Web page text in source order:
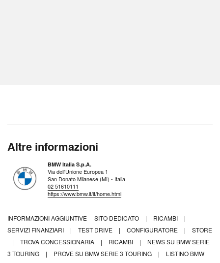
Altre informazioni
BMW Italia S.p.A.
Via dell'Unione Europea 1
San Donato Milanese (MI) - Italia
02 51610111
https://www.bmw.it/it/home.html
INFORMAZIONI AGGIUNTIVE SITO DEDICATO | RICAMBI
|
SERVIZI FINANZIARI
| TEST DRIVE | CONFIGURATORE |
STORE
|
TROVA CONCESSIONARIA | RICAMBI |
NEWS SU BMW SERIE
3 TOURING
| PROVE SU BMW SERIE 3 TOURING |
LISTINO BMW